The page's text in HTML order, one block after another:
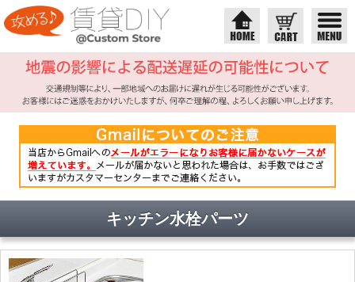
キッチン水栓パーツ